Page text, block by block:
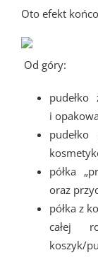
Oto efekt
Od góry:
i
półka
oraz
półka z
całej
koszyk/